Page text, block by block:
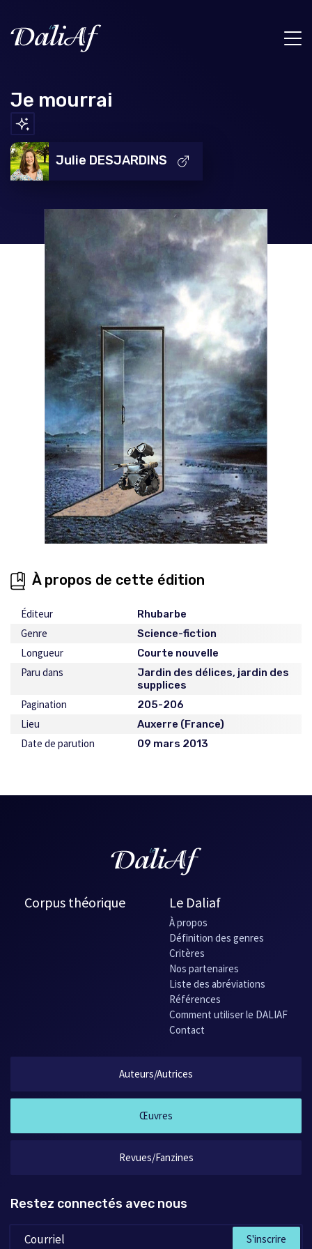
Je mourrai
Julie DESJARDINS
À propos de cette édition
Éditeur Rhubarbe
Genre Science-fiction
Longueur Courte nouvelle
Paru dans
Jardin des délices, jardin des
supplices
Pagination 205-206
Lieu Auxerre (France)
Date de parution 09 mars 2013
Corpus théorique Le Daliaf
À propos
Définition des genres
Critères
Nos partenaires
Liste des abréviations
Références
Comment utiliser le DALIAF
Contact
Auteurs/Autrices
Œuvres
Revues/Fanzines
Restez connectés avec nous
S'inscrire